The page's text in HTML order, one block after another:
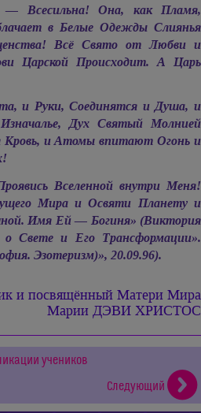
— Всесильна! Она, как Пламя,
в Белые Одежды Слиянья
Всё Свято от Любви и
Царской Происходит. А Царь
и Руки, Соединятся и Душа, и
Дух Святый Молнией
Кровь, и Атомы впитают Огонь и
Вселенной внутри Меня!
Мира и Освяти Планету и
Имя Ей — Богиня» (Виктория
о Свете и Его Трансформации».
Эзотеризм)», 20.09.96).
и посвящённый Матери Мира
Марии ДЭВИ ХРИСТОС
учеников
Следующий